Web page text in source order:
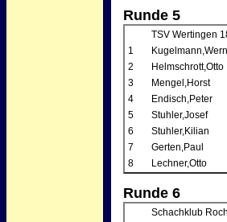
Runde 5
TSV Wertingen
1
2
Helmschrott,Otto
3
Mengel,Horst
4
Endisch,Peter
5
Stuhler,Josef
6
Stuhler,Kilian
7
Gerten,Paul
8
Lechner,Otto
Runde 6
Schachklub